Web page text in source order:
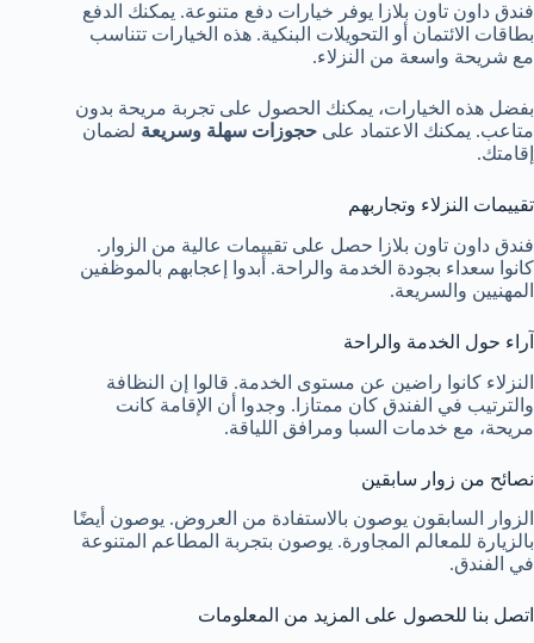
فندق داون تاون بلازا يوفر خيارات دفع متنوعة. يمكنك الدفع
بطاقات الائتمان أو التحويلات البنكية. هذه الخيارات تتناسب
مع شريحة واسعة من النزلاء.
بفضل هذه الخيارات، يمكنك الحصول على تجربة مريحة بدون
متاعب. يمكنك الاعتماد على حجوزات سهلة وسريعة لضمان
إقامتك.
تقييمات النزلاء وتجاربهم
فندق داون تاون بلازا حصل على تقييمات عالية من الزوار.
كانوا سعداء بجودة الخدمة والراحة. أبدوا إعجابهم بالموظفين
المهنيين والسريعة.
آراء حول الخدمة والراحة
النزلاء كانوا راضين عن مستوى الخدمة. قالوا إن النظافة
والترتيب في الفندق كان ممتازا. وجدوا أن الإقامة كانت
مريحة، مع خدمات السبا ومرافق اللياقة.
نصائح من زوار سابقين
الزوار السابقون يوصون بالاستفادة من العروض. يوصون أيضًا
بالزيارة للمعالم المجاورة. يوصون بتجربة المطاعم المتنوعة
في الفندق.
اتصل بنا للحصول على المزيد من المعلومات